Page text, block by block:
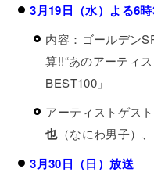
3月19日（水）よる6
内容：ゴールデン
算!!“あのアーティ
BEST100」
アーティストゲス
也（なにわ男子）
3月30日（日）放送